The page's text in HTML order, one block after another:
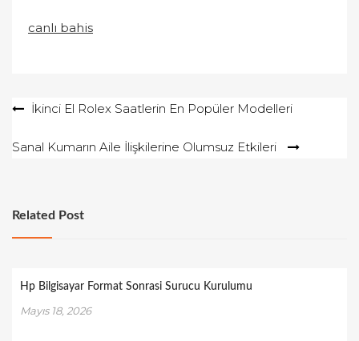
canlı bahis
Yazıİkinci El Rolex Saatlerin En Popüler Modelleri
Sanal Kumarın Aile İlişkilerine Olumsuz Etkileri
Related Post
Hp Bilgisayar Format Sonrasi Surucu Kurulumu
Mayıs 18, 2026